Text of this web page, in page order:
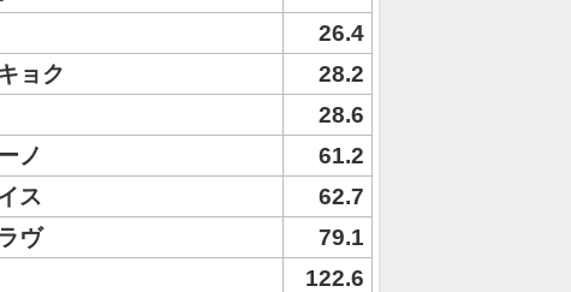
26.4
ョク
28.2
28.6
ノ
61.2
ス
62.7
ヴ
79.1
122.6